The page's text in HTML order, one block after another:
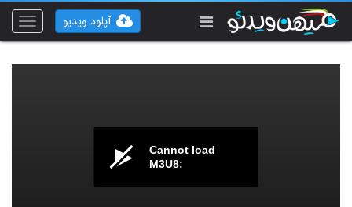
Toggle
آپلود ویدیو
Cannot load
M3U8: